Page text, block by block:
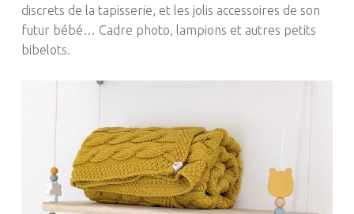
discrets de la tapisserie, et les jolis accessoires de son
futur bébé… Cadre photo, lampions et autres petits
bibelots.